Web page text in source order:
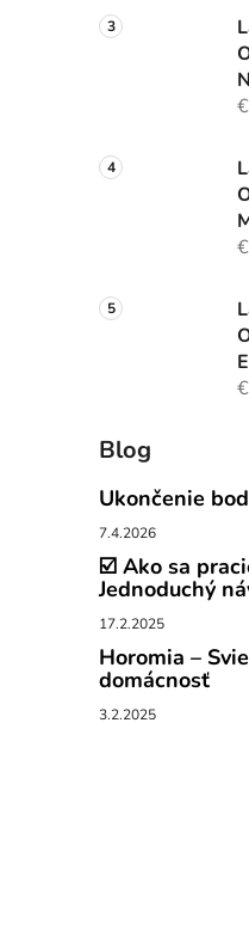
Blog
Ukončenie
7.4.2026
☑️ Ako sa
Jednoduchý
17.2.2025
Horomia –
domácnosť
3.2.2025